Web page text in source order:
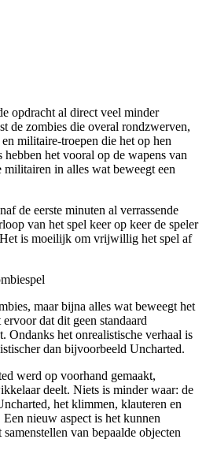
opdracht al direct veel minder
de zombies die overal rondzwerven,
militaire-troepen die het op hen
het vooral op de wapens van
in alles wat beweegt een
de eerste minuten al verrassende
van het spel keer op keer de speler
is moeilijk om vrijwillig het spel af
maar bijna alles wat beweegt het
dat dit geen standaard
Ondanks het onrealistische verhaal is
dan bijvoorbeeld Uncharted.
werd op voorhand gemaakt,
deelt. Niets is minder waar: de
het klimmen, klauteren en
nieuw aspect is het kunnen
van bepaalde objecten